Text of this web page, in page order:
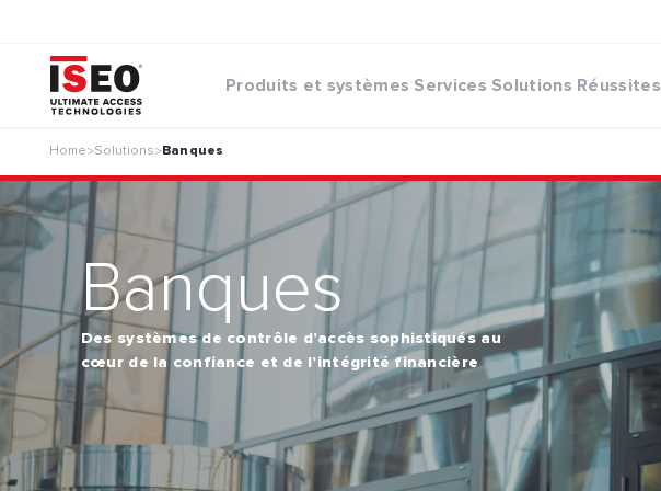
Produits et systèmes Services Solutions Réussites
Home>Solutions>Banques
Banques
Des systèmes de contrôle d’accès sophistiqués au
cœur de la confiance et de l’intégrité financière